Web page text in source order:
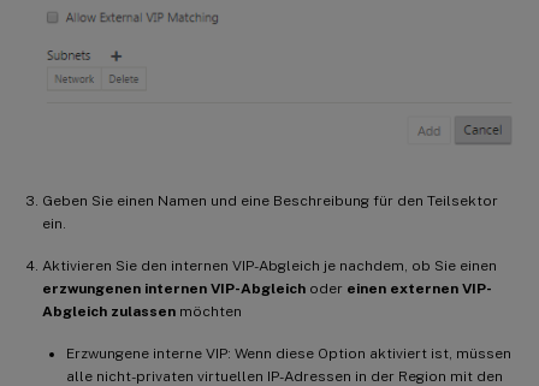
Geben Sie einen Namen und eine Beschreibung für den Teilsektor
ein.
Aktivieren Sie den internen VIP-Abgleich je nachdem, ob Sie einen
erzwungenen internen VIP-Abgleich oder einen externen VIP-
Abgleich zulassen möchten
Erzwungene interne VIP: Wenn diese Option aktiviert ist, müssen
alle nicht-privaten virtuellen IP-Adressen in der Region mit den